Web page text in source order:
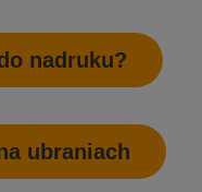
nadruku?
ubraniach